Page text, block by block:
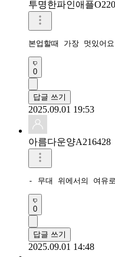
투명한파인애플
본업할때 가장 멋있어
0
답글 쓰기
2025.09.01 19:53
아름다운양A216428
- 무대 위에서의 여유
0
답글 쓰기
2025.09.01 14:48